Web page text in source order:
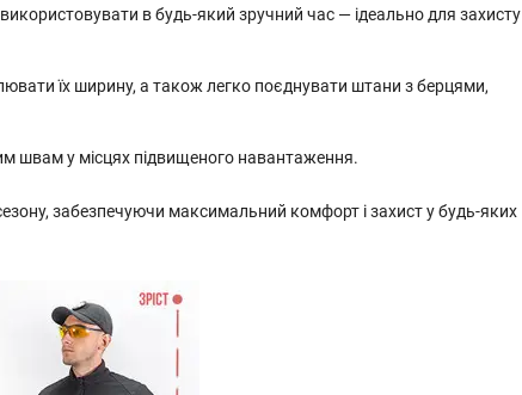
в будь-який зручний час — ідеально для захисту
їх ширину, а також легко поєднувати штани з берцями,
швам у місцях підвищеного навантаження.
забезпечуючи максимальний комфорт і захист у будь-яких